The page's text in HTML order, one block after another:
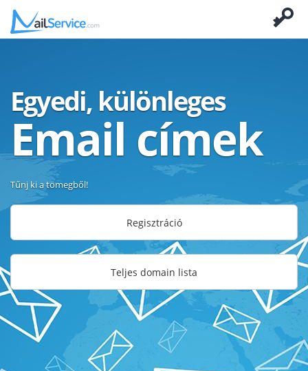
Egyedi, különleges
Email címek
Tűnj ki a tömegből!
Regisztráció
Teljes domain lista